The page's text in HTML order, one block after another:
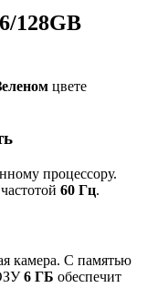
128GB
цвете
процессору.
60 Гц.
камера. С памятью
6 ГБ обеспечит